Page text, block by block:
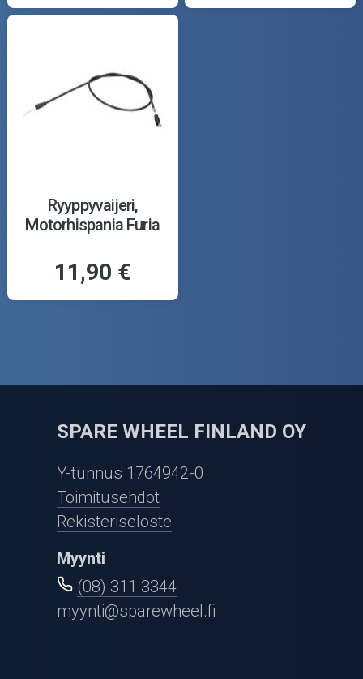
Ryyppyvaijeri,
Motorhispania Furia
11,90 €
SPARE WHEEL FINLAND OY
Y-tunnus 1764942-0
Toimitusehdot
Rekisteriseloste
Myynti
(08) 311 3344
myynti@sparewheel.fi